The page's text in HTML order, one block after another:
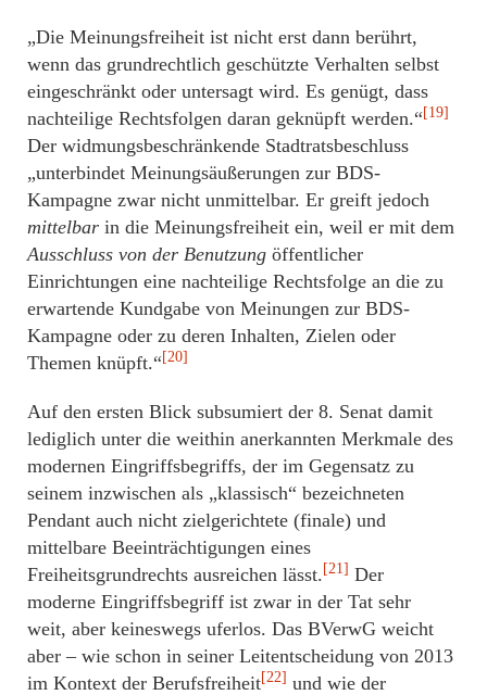
„Die Meinungsfreiheit ist nicht erst dann berührt,
wenn das grundrechtlich geschützte Verhalten selbst
eingeschränkt oder untersagt wird. Es genügt, dass
nachteilige Rechtsfolgen daran geknüpft werden.“[19]
Der widmungsbeschränkende Stadtratsbeschluss
„unterbindet Meinungsäußerungen zur BDS-
Kampagne zwar nicht unmittelbar. Er greift jedoch
mittelbar in die Meinungsfreiheit ein, weil er mit dem
Ausschluss von der Benutzung öffentlicher
Einrichtungen eine nachteilige Rechtsfolge an die zu
erwartende Kundgabe von Meinungen zur BDS-
Kampagne oder zu deren Inhalten, Zielen oder
Themen knüpft.“[20]
Auf den ersten Blick subsumiert der 8. Senat damit
lediglich unter die weithin anerkannten Merkmale des
modernen Eingriffsbegriffs, der im Gegensatz zu
seinem inzwischen als „klassisch“ bezeichneten
Pendant auch nicht zielgerichtete (finale) und
mittelbare Beeinträchtigungen eines
Freiheitsgrundrechts ausreichen lässt. [21] Der
moderne Eingriffsbegriff ist zwar in der Tat sehr
weit, aber keineswegs uferlos. Das BVerwG weicht
aber – wie schon in seiner Leitentscheidung von 2013
im Kontext der Berufsfreiheit[22] und wie der